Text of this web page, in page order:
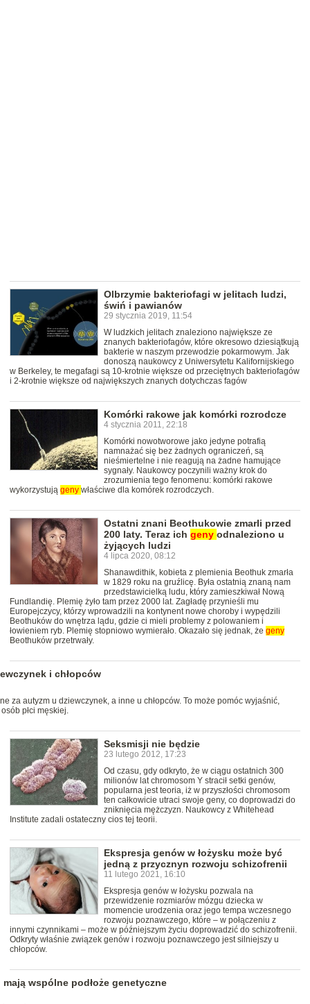
Olbrzymie bakteriofagi w jelitach ludzi,
świń i pawianów
29 stycznia 2019, 11:54
W ludzkich jelitach znaleziono największe ze
znanych bakteriofagów, które okresowo dziesiątkują
bakterie w naszym przewodzie pokarmowym. Jak
donoszą naukowcy z Uniwersytetu Kalifornijskiego
w Berkeley, te megafagi są 10-krotnie większe od przeciętnych bakteriofagów
i 2-krotnie większe od największych znanych dotychczas fagów
Komórki rakowe jak komórki rozrodcze
4 stycznia 2011, 22:18
Komórki nowotworowe jako jedyne potrafią
namnażać się bez żadnych ograniczeń, są
nieśmiertelne i nie reagują na żadne hamujące
sygnały. Naukowcy poczynili ważny krok do
zrozumienia tego fenomenu: komórki rakowe
wykorzystują geny właściwe dla komórek rozrodczych.
Ostatni znani Beothukowie zmarli przed
200 laty. Teraz ich geny odnaleziono u
żyjących ludzi
4 lipca 2020, 08:12
Shanawdithik, kobieta z plemienia Beothuk zmarła
w 1829 roku na gruźlicę. Była ostatnią znaną nam
przedstawicielką ludu, który zamieszkiwał Nową
Fundlandię. Plemię żyło tam przez 2000 lat. Zagładę przynieśli mu
Europejczycy, którzy wprowadzili na kontynent nowe choroby i wypędzili
Beothuków do wnętrza lądu, gdzie ci mieli problemy z polowaniem i
łowieniem ryb. Plemię stopniowo wymierało. Okazało się jednak, że geny
Beothuków przetrwały.
i chłopców
za autyzm u dziewczynek, a inne u chłopców. To może pomóc wyjaśnić,
płci męskiej.
Seksmisji nie będzie
23 lutego 2012, 17:23
Od czasu, gdy odkryto, że w ciągu ostatnich 300
milionów lat chromosom Y stracił setki genów,
popularna jest teoria, iż w przyszłości chromosom
ten całkowicie utraci swoje geny, co doprowadzi do
zniknięcia mężczyzn. Naukowcy z Whitehead
Institute zadali ostateczny cios tej teorii.
Ekspresja genów w łożysku może być
jedną z przycznyn rozwoju schizofrenii
11 lutego 2021, 16:10
Ekspresja genów w łożysku pozwala na
przewidzenie rozmiarów mózgu dziecka w
momencie urodzenia oraz jego tempa wczesnego
rozwoju poznawczego, które – w połączeniu z
innymi czynnikami – może w późniejszym życiu doprowadzić do schizofrenii.
Odkryty właśnie związek genów i rozwoju poznawczego jest silniejszy u
chłopców.
wspólne podłoże genetyczne